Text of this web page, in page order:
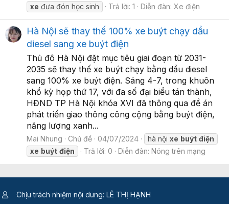
xe đưa đón học sinh Trả lời: 1 Diễn đàn: Xe điện
Hà Nội sẽ thay thế 100% xe buýt chạy dầu
diesel sang xe buýt điện
Thủ đô Hà Nội đặt mục tiêu giai đoạn từ 2031-
2035 sẽ thay thế xe buýt chạy bằng dầu diesel
sang 100% xe buýt điện. Sáng 4-7, trong khuôn
khổ kỳ họp thứ 17, với đa số đại biểu tán thành,
HĐND TP Hà Nội khóa XVI đã thông qua đề án
phát triển giao thông công cộng bằng buýt điện,
năng lượng xanh...
Mai Nhung Chủ đề 04/07/2024 hà nội xe buýt điện
xe buýt điện Trả lời: 0 Diễn đàn: Nóng trên mạng
Chịu trách nhiệm nội dung: LÊ THỊ HẠNH